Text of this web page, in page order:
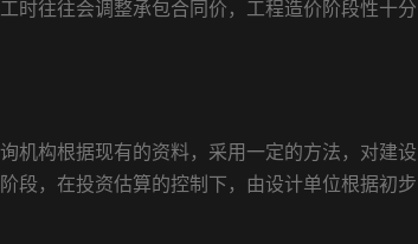
时往往会调整承包合同价，工程造价阶段性十分
构根据现有的资料，采用一定的方法，对建设
段，在投资估算的控制下，由设计单位根据初步